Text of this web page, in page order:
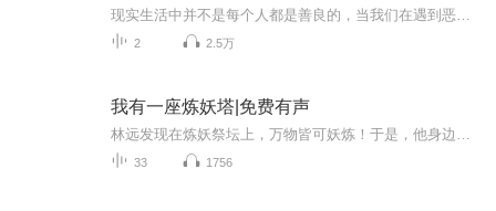
2 2.5万
我有一座炼妖塔|免费有声
33 1756